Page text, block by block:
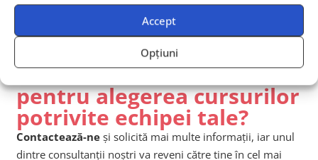
Accept
Opțiuni
Ai nevoie de îndrumare
pentru alegerea cursurilor
potrivite echipei tale?
Contactează-ne și solicită mai multe informații, iar unul
dintre consultanții noștri va reveni către tine în cel mai